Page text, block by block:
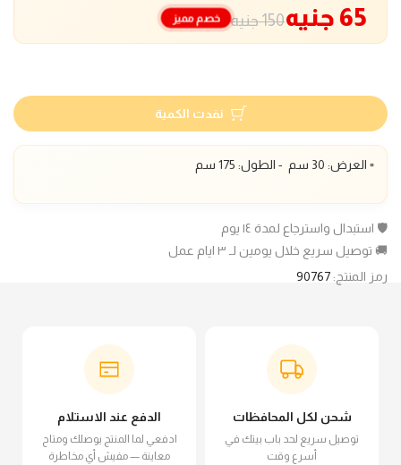
150 جنيه 65 جنيه خصم مميز
نفدت الكمية
▫️ العرض: 30 سم - الطول: 175 سم
🛡️ استبدال واسترجاع لمدة ١٤ يوم
🚚 توصيل سريع خلال يومين لـ ٣ ايام عمل
رمز المنتج: 90767
شحن لكل المحافظات
توصيل سريع لحد باب بيتك في
أسرع وقت
الدفع عند الاستلام
ادفعي لما المنتج يوصلك ومتاح
معاينة — مفيش أي مخاطرة